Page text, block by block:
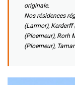
originale.
Nos résidences
(Larmor), Kerderff
(Ploemeur), Rorh
(Ploemeur),